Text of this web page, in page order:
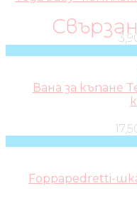
Вана за къпане
Foppapedretti-